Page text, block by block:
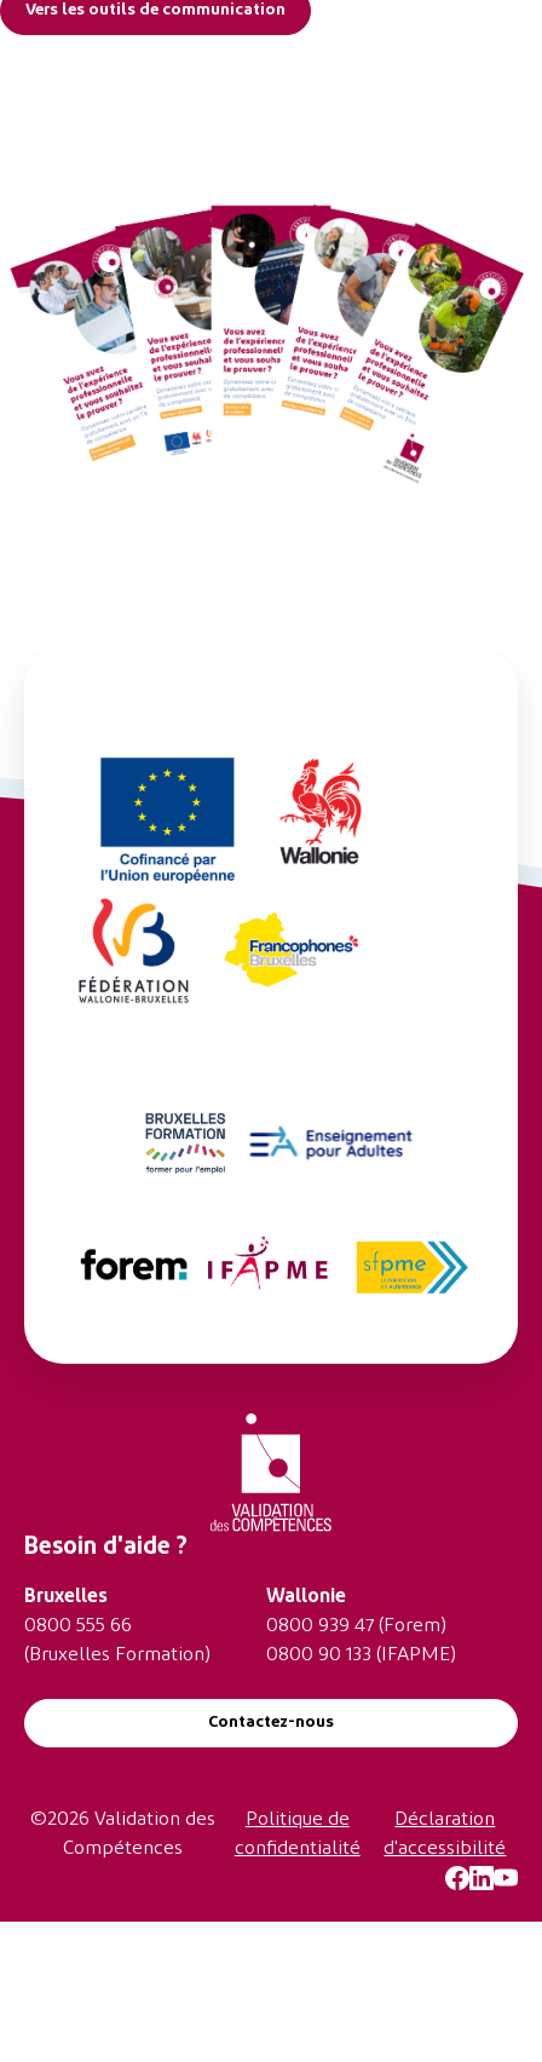
Vers les outils de communication
Besoin d'aide ?
Bruxelles
0800 555 66
(Bruxelles Formation)
Wallonie
0800 939 47 (Forem)
0800 90 133 (IFAPME)
Contactez-nous
©2026 Validation des
Compétences
Politique de
confidentialité
Déclaration
d'accessibilité
https://